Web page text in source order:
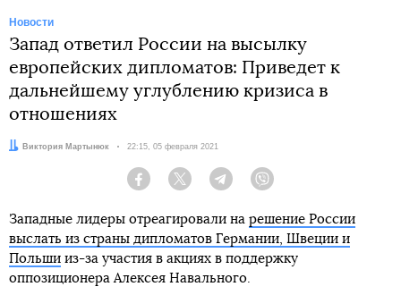
Новости
Запад ответил России на высылку
европейских дипломатов: Приведет к
дальнейшему углублению кризиса в
отношениях
Автор:Виктория Мартынюк Дата:
22:15, 05 февраля 2021
Facebook Twitter Telegram
Западные лидеры отреагировали на решение России
выслать из страны дипломатов Германии, Швеции и
Польши из-за участия в акциях в поддержку
оппозиционера Алексея Навального.